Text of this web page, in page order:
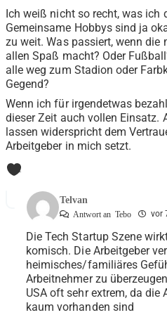
Ich weiß nicht so recht, was ich
Gemeinsame Hobbys sind ja
zu weit. Was passiert, wenn die
allen Spaß macht? Oder
alle weg zum Stadion oder
Gegend?
Wenn ich für irgendetwas
dieser Zeit auch vollen Einsatz.
lassen widerspricht dem
Arbeitgeber in mich setzt.
1
Telvan
Antwort an Tebo vor
Die Tech Startup Szene
komisch. Die Arbeitgeber
heimisches/familiäres
Arbeitnehmer zu
USA oft sehr extrem, da die
kaum vorhanden sind